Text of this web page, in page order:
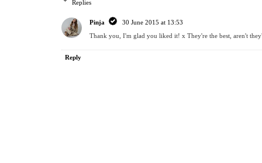
Replies
Pinja
30 June 2015 at 13:53
Thank you, I'm glad you liked it! x They're the best, aren't
Reply